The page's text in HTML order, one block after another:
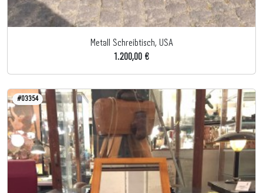
Metall Schreibtisch, USA
1.200,00 €
#03354